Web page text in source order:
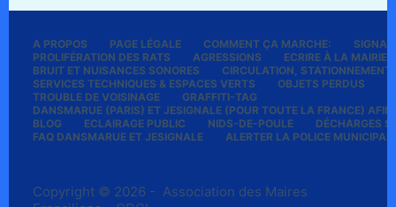
A PROPOS PAGE LÉGALE COMMENT ÇA MARCHE:
PROLIFÉRATION DES RATS
AGRESSIONS
ECRIRE À LA MAIRIE
BRUIT ET NUISANCES SONORES
CIRCULATION, STATIONNEMENT
SERVICES TECHNIQUES & ESPACES VERTS
OBJETS PERDUS
TROUBLE DE VOISINAGE
GRAFFITI-TAG
DANSMARUE (PARIS) ET JESIGNALE (POUR TOUTE LA FRANCE) AFIN
BLOG
ECLAIRAGE PUBLIC NIDS-DE-POULE
DÉCHARGES
FAQ DANSMARUE ET JESIGNALE
ALERTER LA POLICE
Copyright © 2026 - Association des Maires